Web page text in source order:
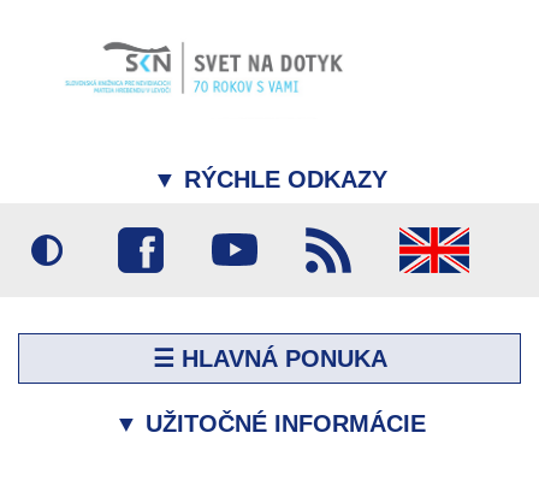
▼ RÝCHLE ODKAZY
☰ HLAVNÁ PONUKA
▼ UŽITOČNÉ INFORMÁCIE